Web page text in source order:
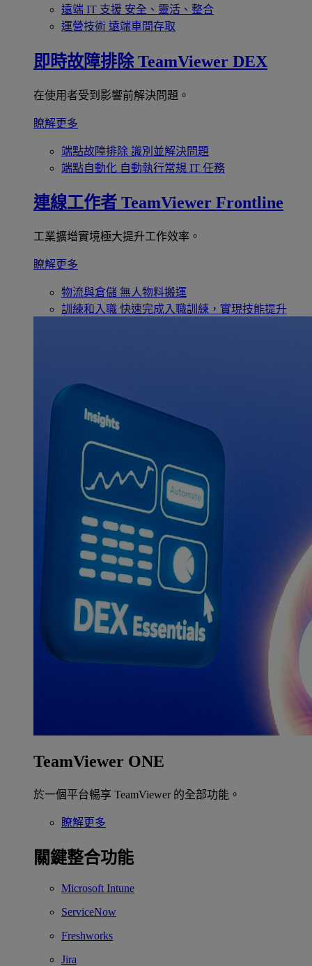
遠端 IT 支援 安全、靈活、整合
運營技術 遠端車間存取
即時故障排除 TeamViewer DEX
在使用者受到影響前解決問題。
瞭解更多
端點故障排除 識別並解決問題
端點自動化 自動執行常規 IT 任務
連線工作者 TeamViewer Frontline
工業擴增實境極大提升工作效率。
瞭解更多
物流與倉儲 無人物料搬運
訓練和入職 快速完成入職訓練，實現技能提升
TeamViewer ONE
於一個平台暢享 TeamViewer 的全部功能。
瞭解更多
關鍵整合功能
Microsoft Intune
ServiceNow
Freshworks
Jira